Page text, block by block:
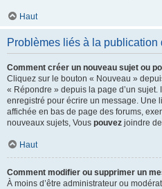
Haut
Problèmes liés à la publication
Comment créer un nouveau sujet ou
Cliquez sur le bouton « Nouveau »
« Répondre » depuis la page d’un sujet.
enregistré pour écrire un message. Une
affichée en bas de page des forums,
nouveaux sujets, Vous pouvez joindre
Haut
Comment modifier ou supprimer un
À moins d’être administrateur ou